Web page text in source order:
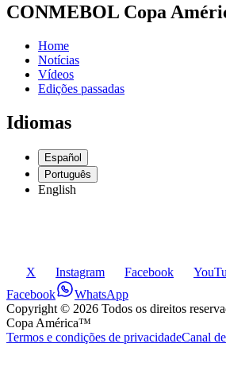
CONMEBOL Copa
Home
Notícias
Vídeos
Edições passadas
Idiomas
Español
Português
English
X Instagram Facebook
Facebook
WhatsApp
Copyright © 2026 Todos os direitos
Copa América™
Termos e condições de privacidadeCanal